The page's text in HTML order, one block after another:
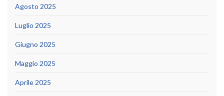
Agosto 2025
Luglio 2025
Giugno 2025
Maggio 2025
Aprile 2025